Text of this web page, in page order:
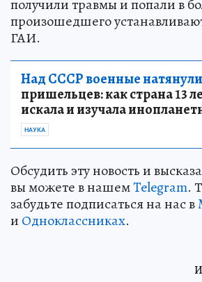
получили травмы и попали в
произошедшего
ГАИ.
Над СССР военные натянули
пришельцев: как страна 13
искала и изучала
НАУКА
Обсудить эту новость и
вы можете в нашемTelegram.
забудьте подписаться на нас в
и Одноклассниках.